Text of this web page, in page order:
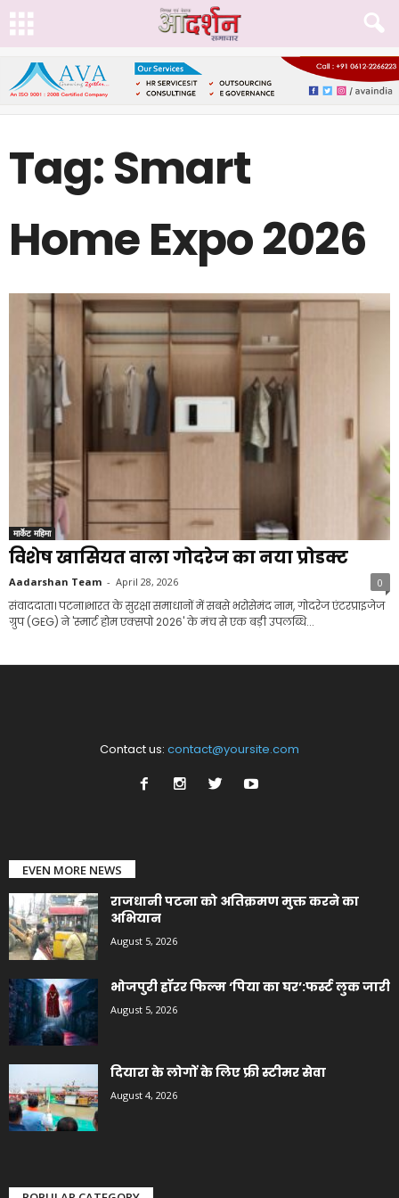
Tag: Smart
Home Expo 2026
मार्केट महिमा
विशेष खासियत वाला गोदरेज का नया प्रोडक्ट
Aadarshan Team - April 28, 2026 0
संवाददाता। पटना।भारत के सुरक्षा समाधानों में सबसे भरोसेमंद नाम, गोदरेज एंटरप्राइजेज
ग्रुप (GEG) ने 'स्मार्ट होम एक्सपो 2026' के मंच से एक बड़ी उपलब्धि...
Contact us: contact@yoursite.com
EVEN MORE NEWS
राजधानी पटना को अतिक्रमण मुक्त करने का
अभियान
August 5, 2026
भोजपुरी हॉरर फिल्म ‘पिया का घर’:फर्स्ट लुक जारी
August 5, 2026
दियारा के लोगों के लिए फ्री स्टीमर सेवा
August 4, 2026